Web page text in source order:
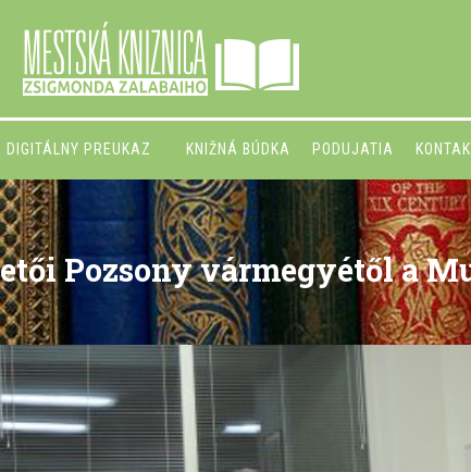
DIGITÁLNY PREUKAZ KNIŽNÁ BÚDKA PODUJATIA
Pozsony vármegyétől a